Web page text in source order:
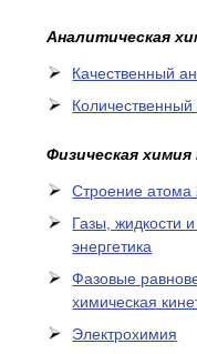
Аналитическая
Качественный
Количественный
Физическая
Cтроение атома
Газы, жидкости
энергетика
Фазовые
химическая
Электрохимия